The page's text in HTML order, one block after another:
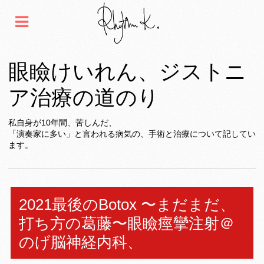
眼瞼けいれん、ジストニ
ア治療の道のり
私自身が10年間、苦しんだ、
「演奏家に多い」と言われる病気の、手術と治療について記してい
ます。
2021最後のBotox 〜まだまだ、
打ち方の葛藤〜眼瞼痙攣注射＠
のげ脳神経内科、